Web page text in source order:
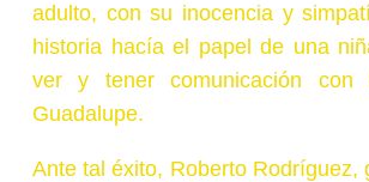
adulto, con su inocencia y
historia hacía el papel de una
ver y tener comunicación
Guadalupe.
Ante tal éxito, Roberto Rodríguez,